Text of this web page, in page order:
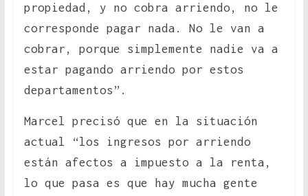
propiedad, y no cobra arriendo, no le
corresponde pagar nada. No le van a
cobrar, porque simplemente nadie va a
estar pagando arriendo por estos
departamentos”.
Marcel precisó que en la situación
actual “los ingresos por arriendo
están afectos a impuesto a la renta,
lo que pasa es que hay mucha gente